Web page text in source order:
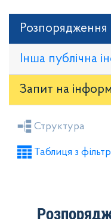
Розпорядження
Інша публічна
Запит на
Засідання районної
Проекти рішень
Структура
Таблиця з